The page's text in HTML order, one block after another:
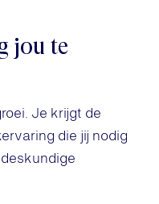
jou te
Je krijgt de
die jij nodig